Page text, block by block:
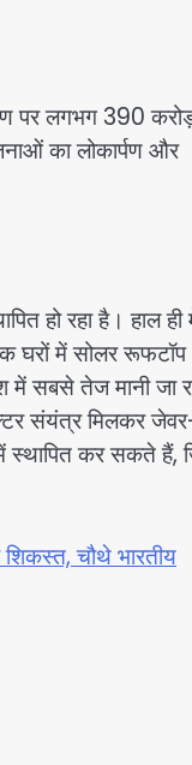
पर लगभग 390
का लोकार्पण और
हो रहा है। हाल ही
घरों में सोलर रूफटॉप
सबसे तेज मानी जा
संयंत्र मिलकर
स्थापित कर सकते हैं,
चौथे भारतीय